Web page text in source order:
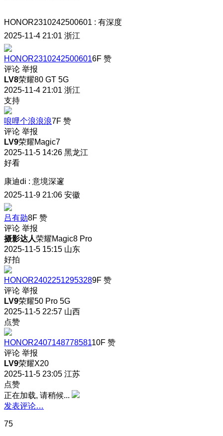
HONOR2310242500601 : 有深度
2025-11-4 21:01 浙江
HONOR23102425006016F 赞
评论 举报
LV8荣耀80 GT 5G
2025-11-4 21:01 浙江
支持
哴哩个浪浪浪7F 赞
评论 举报
LV9荣耀Magic7
2025-11-5 14:26 黑龙江
好看
康迪di : 意境深邃
2025-11-9 21:06 安徽
吕有勋8F 赞
评论 举报
摄影达人荣耀Magic8 Pro
2025-11-5 15:15 山东
好拍
HONOR24022512953289F 赞
评论 举报
LV9荣耀50 Pro 5G
2025-11-5 22:57 山西
点赞
HONOR240714877858110F 赞
评论 举报
LV9荣耀X20
2025-11-5 23:05 江苏
点赞
正在加载, 请稍候...
发表评论…
75